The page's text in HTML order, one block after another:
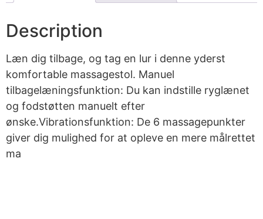
Description
Læn dig tilbage, og tag en lur i denne yderst
komfortable massagestol. Manuel
tilbagelæningsfunktion: Du kan indstille ryglænet
og fodstøtten manuelt efter
ønske.Vibrationsfunktion: De 6 massagepunkter
giver dig mulighed for at opleve en mere målrettet
ma